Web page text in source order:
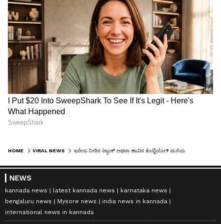
HOME VIRAL NEWS
NEWS
kannada news latest kannada news
karnataka news
bengaluru news
Mysore news
india news in kannada
international news in kannada